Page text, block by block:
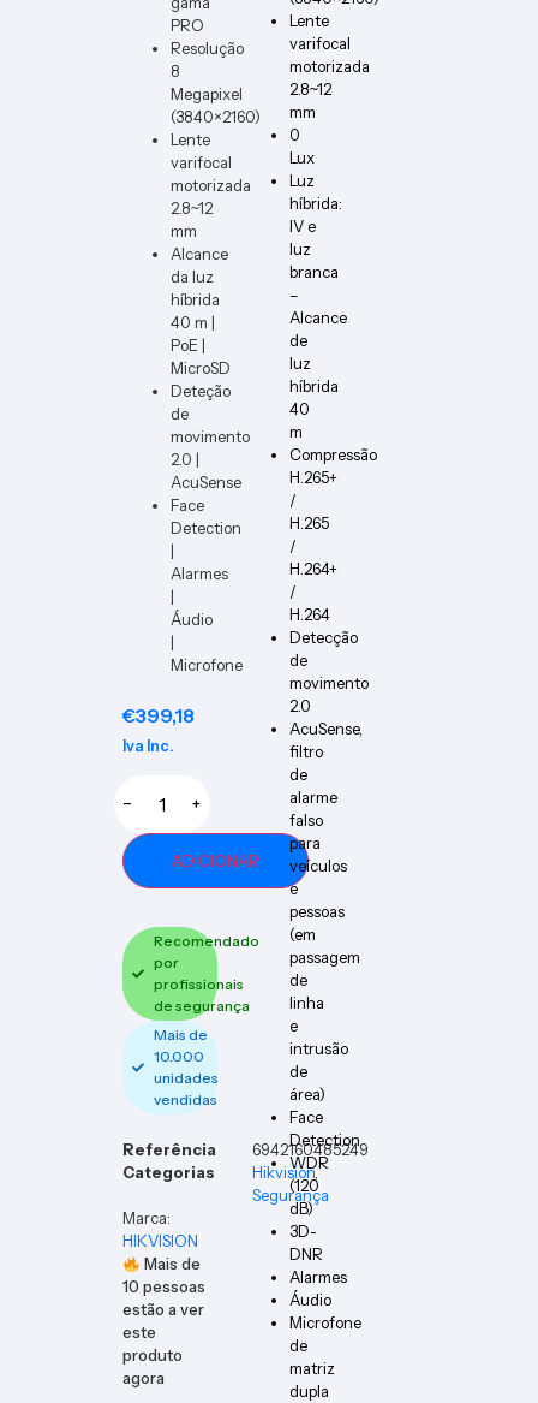
PRO
Resolução
8
Megapixel
(3840×2160)
Lente
varifocal
motorizada
2.8~12
mm
Alcance
da luz
híbrida
40 m |
PoE |
MicroSD
Deteção
de
movimento
2.0 |
AcuSense
Face
Detection
|
Alarmes
|
Áudio
|
Microfone
€399,18
Iva Inc.
− +
ADICIONAR
Recomendado
por
profissionais
de segurança
Mais de
10.000
unidades
vendidas
Referência
6942160485249
Categorias
Hikvision,
Segurança
Marca:
HIKVISION
Mais de
10 pessoas
estão a ver
este
produto
agora
Lente
varifocal
motorizada
2.8~12
mm
0
Lux
Luz
híbrida:
IV e
luz
branca
–
Alcance
de
luz
híbrida
40
m
Compressão
H.265+
/
H.265
/
H.264+
/
H.264
Detecção
de
movimento
2.0
AcuSense,
filtro
de
alarme
falso
para
veículos
e
pessoas
(em
passagem
de
linha
e
intrusão
de
área)
Face
Detection
WDR
(120
dB)
3D-
DNR
Alarmes
Áudio
Microfone
de
matriz
dupla